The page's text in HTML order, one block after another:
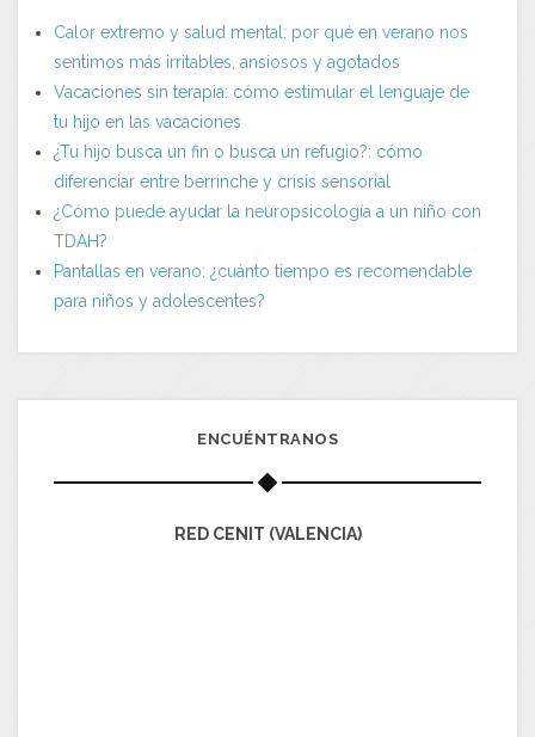
Calor extremo y salud mental: por qué en verano nos
sentimos más irritables, ansiosos y agotados
Vacaciones sin terapia: cómo estimular el lenguaje de
tu hijo en las vacaciones
¿Tu hijo busca un fin o busca un refugio?: cómo
diferenciar entre berrinche y crisis sensorial
¿Cómo puede ayudar la neuropsicología a un niño con
TDAH?
Pantallas en verano: ¿cuánto tiempo es recomendable
para niños y adolescentes?
ENCUÉNTRANOS
RED CENIT (VALENCIA)